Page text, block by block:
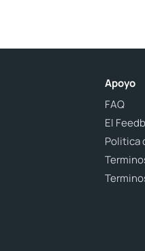
Apoyo
FAQ
El
Politica